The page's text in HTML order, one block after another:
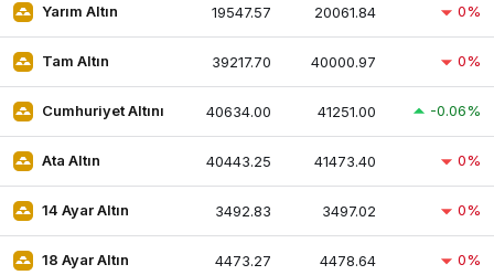
Yarım Altın 19547.57 20061.84 0%
Tam Altın 39217.70 40000.97 0%
Cumhuriyet Altını 40634.00 41251.00 -0.06%
Ata Altın 40443.25 41473.40 0%
14 Ayar Altın 3492.83 3497.02 0%
18 Ayar Altın 4473.27 4478.64 0%